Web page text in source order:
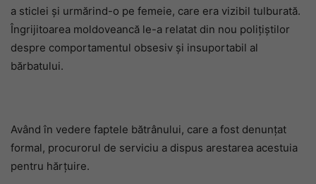
a sticlei și urmărind-o pe femeie, care era vizibil tulburată.
Îngrijitoarea moldoveancă le-a relatat din nou polițiștilor
despre comportamentul obsesiv și insuportabil al
bărbatului.
Având în vedere faptele bătrânului, care a fost denunțat
formal, procurorul de serviciu a dispus arestarea acestuia
pentru hărțuire.